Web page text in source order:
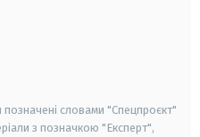
позначені словами "Спецпроєкт"
з позначкою "Експерт",